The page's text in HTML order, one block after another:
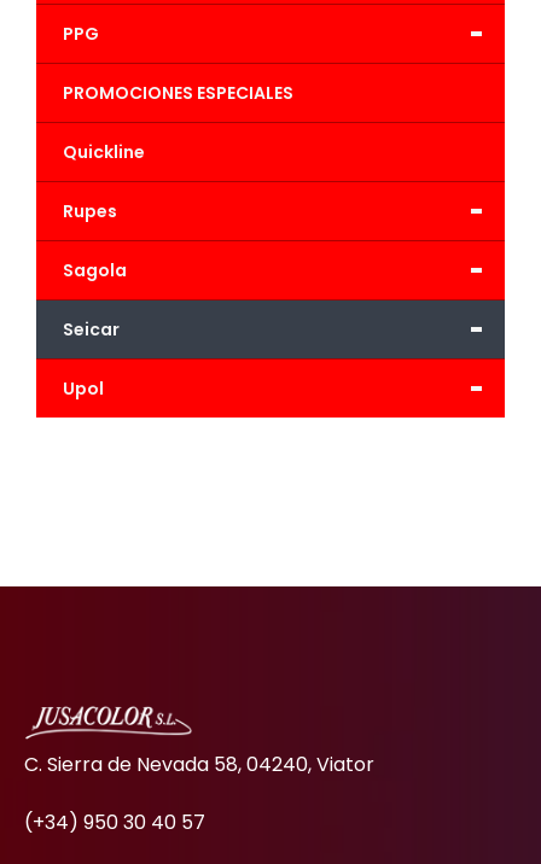
-
PPG
PROMOCIONES ESPECIALES
Quickline
-
Rupes
-
Sagola
-
Seicar
-
Upol
C. Sierra de Nevada 58, 04240, Viator
(+34) 950 30 40 57